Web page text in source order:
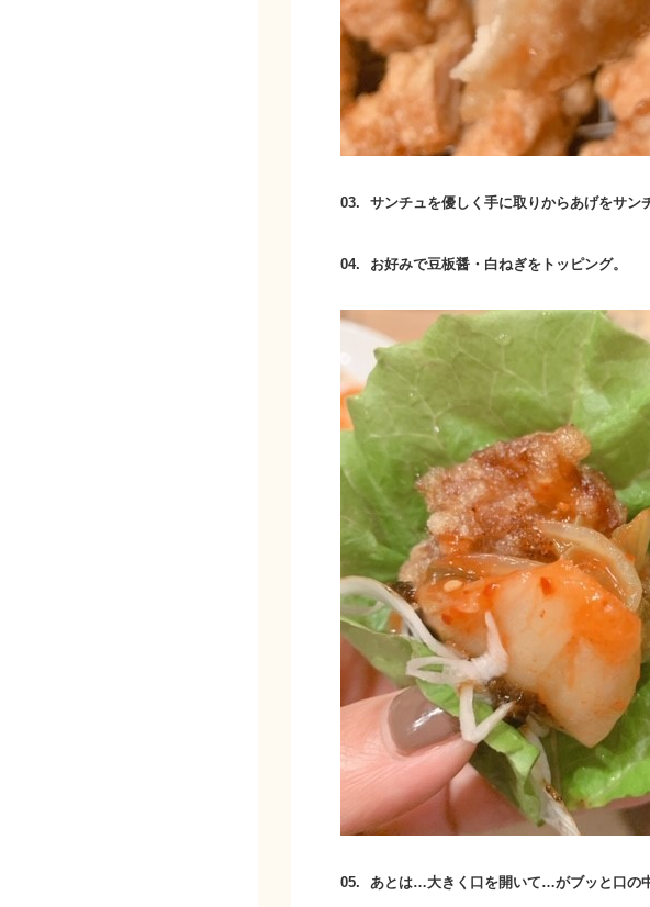
03. サンチュを優しく手に取りからあげをサン
04. お好みで豆板醤・白ねぎをトッピング。
05. あとは…大きく口を開いて…がブッと口の